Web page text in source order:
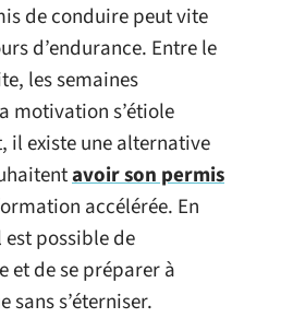
de conduire peut vite
d’endurance. Entre le
les semaines
motivation s’étiole
il existe une alternative
avoir son permis
accélérée. En
possible de
et de se préparer à
sans s’éterniser.